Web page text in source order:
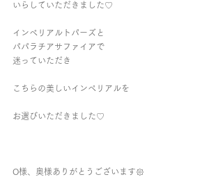
いらしていただきました♡
インペリアルトパーズと
パパラチアサファイアで
迷っていただき
こちらの美しいインペリアルを
お選びいただきました♡
O様、奥様ありがとうございます𑁍